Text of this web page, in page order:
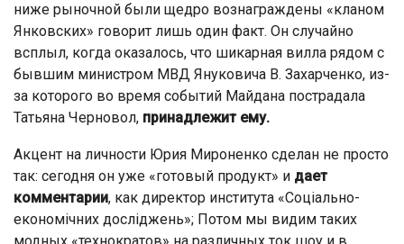
ниже рыночной были щедро вознаграждены «кланом
Янковских» говорит лишь один факт. Он случайно
всплыл, когда оказалось, что шикарная вилла рядом с
бывшим министром МВД Януковича В. Захарченко, из-
за которого во время событий Майдана пострадала
Татьяна Черновол, принадлежит ему.
Акцент на личности Юрия Мироненко сделан не просто
так: сегодня он уже «готовый продукт» и дает
комментарии, как директор института «Соціально-
економічних досліджень»; Потом мы видим таких